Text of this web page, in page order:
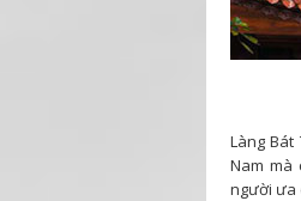
Làng
Nam mà
người ưa